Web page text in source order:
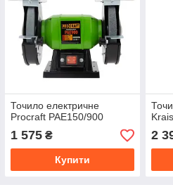
Точило електричне
Procraft PAE150/900
1 575₴
Купити
2